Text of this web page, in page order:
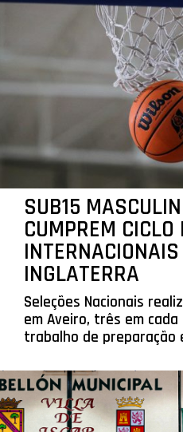
SUB15
CUMPREM CICLO
INGLATERRA
Seleções Nacionais
em Aveiro, três em
trabalho de preparação